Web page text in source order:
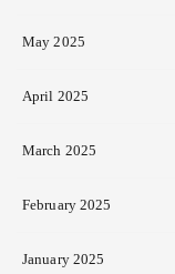
May 2025
April 2025
March 2025
February 2025
January 2025